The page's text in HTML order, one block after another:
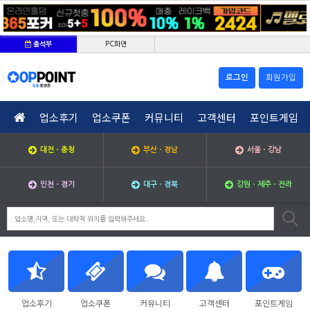
출석부 PC화면
로그인 회원가입
업소후기 업소쿠폰 커뮤니티 고객센터 포인트게임
대전ㆍ충청 부산ㆍ경남 서울ㆍ강남
인천ㆍ경기 대구ㆍ경북 강원ㆍ제주ㆍ전라
업소후기 업소쿠폰 커뮤니티 고객센터 포인트게임